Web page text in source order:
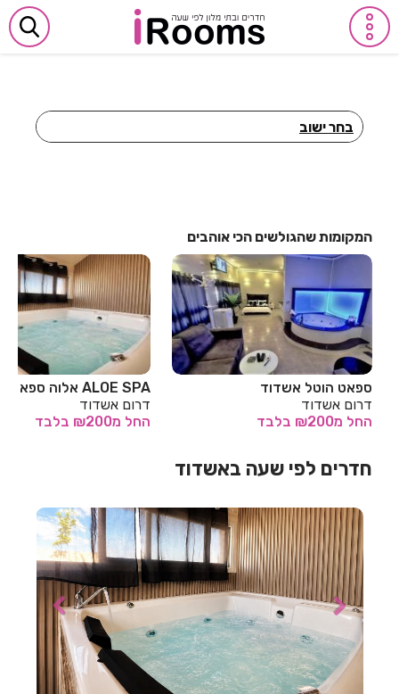
בחר ישוב
חדרים לפי שעה באבן מנחם
חדרים לפי שעה באומן
חדרים לפי שעה באומץ
חדרים לפי שעה באופקים
חדרים לפי שעה באור יהודה
חדרים לפי שעה באור עקיבא
חדרים לפי שעה באחיהוד
חדרים לפי שעה באחיטוב
חדרים לפי שעה באלישמע
חדרים לפי שעה באלקוש
חדרים לפי שעה באמירים
חדרים לפי שעה באניעם
חדרים לפי שעה באריאל
המקומות שהגולשים הכי אוהבים
ספאט הוטל אשדוד
דרום אשדוד
החל מ₪200 בלבד
ALOE SPA אלוה ספא
דרום אשדוד
החל מ₪200 בלבד
חדרים לפי שעה באשדוד